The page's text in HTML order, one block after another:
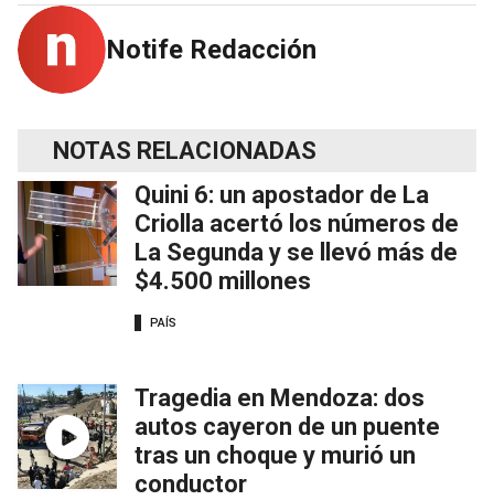
Notife Redacción
NOTAS RELACIONADAS
Quini 6: un apostador de La
Criolla acertó los números de
La Segunda y se llevó más de
$4.500 millones
PAÍS
Tragedia en Mendoza: dos
autos cayeron de un puente
tras un choque y murió un
conductor